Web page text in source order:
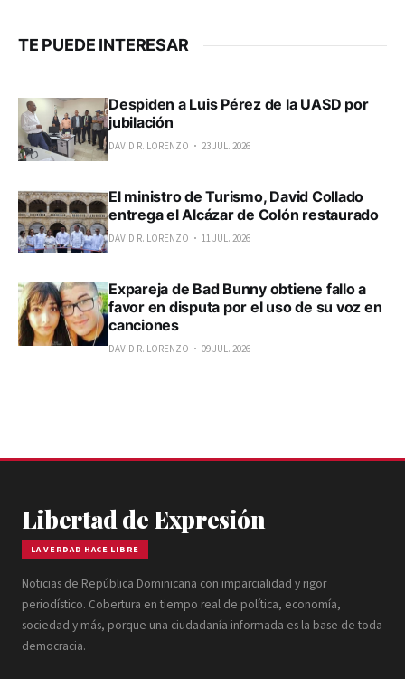
TE PUEDE INTERESAR
Despiden a Luis Pérez de la UASD por
jubilación
DAVID R. LORENZO 23 JUL. 2026
El ministro de Turismo, David Collado
entrega el Alcázar de Colón restaurado
DAVID R. LORENZO 11 JUL. 2026
Expareja de Bad Bunny obtiene fallo a
favor en disputa por el uso de su voz en
canciones
DAVID R. LORENZO 09 JUL. 2026
Libertad de Expresión
LA VERDAD HACE LIBRE
Noticias de República Dominicana con imparcialidad y rigor
periodístico. Cobertura en tiempo real de política, economía,
sociedad y más, porque una ciudadanía informada es la base de toda
democracia.